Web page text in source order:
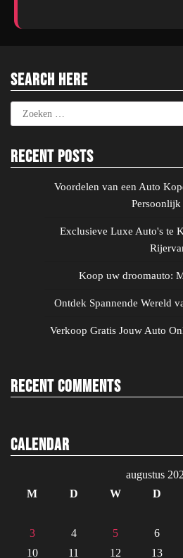
Search Here
Zoeken
naar:
Recent Posts
Voordelen van een Auto
Persoonlijk
Exclusieve Luxe Auto's te
Koop uw droomauto:
Ontdek Spannende Wereld
Verkoop Gratis Jouw Auto
Recent Comments
Calendar
augustus
M
D W D
3
4 5 6
10
11 12 13